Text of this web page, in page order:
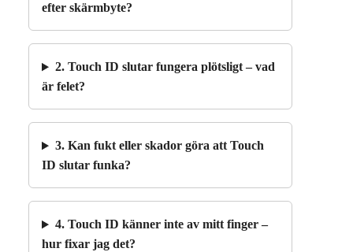
efter skärmbyte?
2. Touch ID slutar fungera plötsligt – vad
är felet?
3. Kan fukt eller skador göra att Touch
ID slutar funka?
4. Touch ID känner inte av mitt finger –
hur fixar jag det?